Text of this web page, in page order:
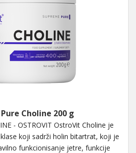
Choline 200 g
- OSTROVIT OstroVit Choline je
koji sadrži holin bitartrat, koji je
funkcionisanje jetre, funkcije